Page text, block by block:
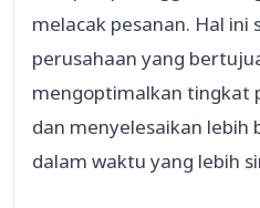
melacak pesanan. Hal ini
perusahaan yang
mengoptimalkan tingkat
dan menyelesaikan lebih
dalam waktu yang lebih